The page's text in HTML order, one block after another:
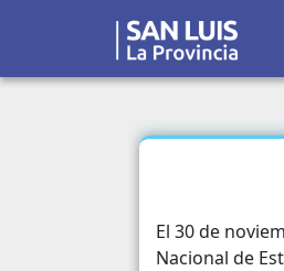
El 30 de
Nacional de